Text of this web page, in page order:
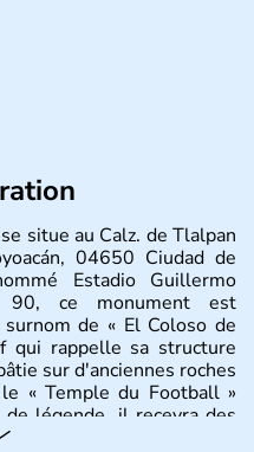
situe au Calz. de Tlalpan
04650 Ciudad de
Estadio Guillermo
90, ce monument est
de « El Coloso de
qui rappelle sa structure
sur d'anciennes roches
« Temple du Football »
légende, il recevra des
FIFA 2026.